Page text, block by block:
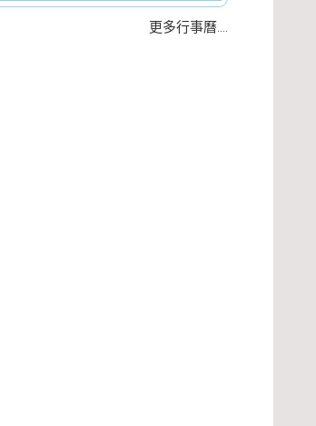
更多行事曆....